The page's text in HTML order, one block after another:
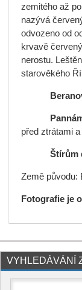
zemitého až
nazývá
odvozeno od
krvavě
nerostu.
starověkého
před ztrátami
Štírům
Země původu:
Fotografie je
VYHLEDÁVÁNÍ